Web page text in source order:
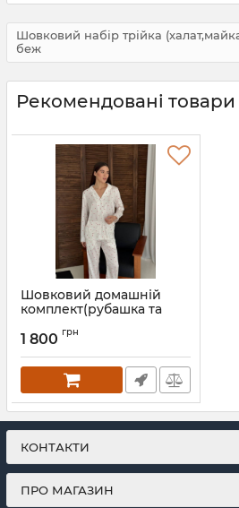
Шовковий набір трійка
беж
Рекомендовані товари
Шовковий домашній
комплект(рубашка та
сердечка
Артикул: 250-25-serdechka-XS
1 800 грн
КОНТАКТИ
ПРО МАГАЗИН